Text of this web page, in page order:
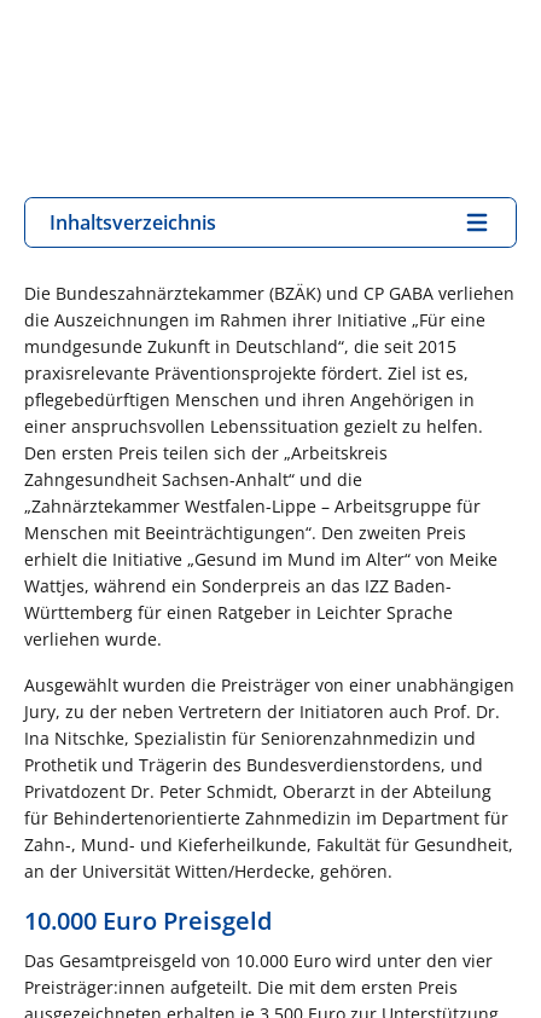
Inhaltsverzeichnis
Die Bundeszahnärztekammer (BZÄK) und CP GABA verliehen
die Auszeichnungen im Rahmen ihrer Initiative „Für eine
mundgesunde Zukunft in Deutschland“, die seit 2015
praxisrelevante Präventionsprojekte fördert. Ziel ist es,
pflegebedürftigen Menschen und ihren Angehörigen in
einer anspruchsvollen Lebenssituation gezielt zu helfen.
Den ersten Preis teilen sich der „Arbeitskreis
Zahngesundheit Sachsen-Anhalt“ und die
„Zahnärztekammer Westfalen-Lippe – Arbeitsgruppe für
Menschen mit Beeinträchtigungen“. Den zweiten Preis
erhielt die Initiative „Gesund im Mund im Alter“ von Meike
Wattjes, während ein Sonderpreis an das IZZ Baden-
Württemberg für einen Ratgeber in Leichter Sprache
verliehen wurde.
Ausgewählt wurden die Preisträger von einer unabhängigen
Jury, zu der neben Vertretern der Initiatoren auch Prof. Dr.
Ina Nitschke, Spezialistin für Seniorenzahnmedizin und
Prothetik und Trägerin des Bundesverdienstordens, und
Privatdozent Dr. Peter Schmidt, Oberarzt in der Abteilung
für Behindertenorientierte Zahnmedizin im Department für
Zahn-, Mund- und Kieferheilkunde, Fakultät für Gesundheit,
an der Universität Witten/Herdecke, gehören.
10.000 Euro Preisgeld
Das Gesamtpreisgeld von 10.000 Euro wird unter den vier
Preisträger:innen aufgeteilt. Die mit dem ersten Preis
ausgezeichneten erhalten je 3.500 Euro zur Unterstützung